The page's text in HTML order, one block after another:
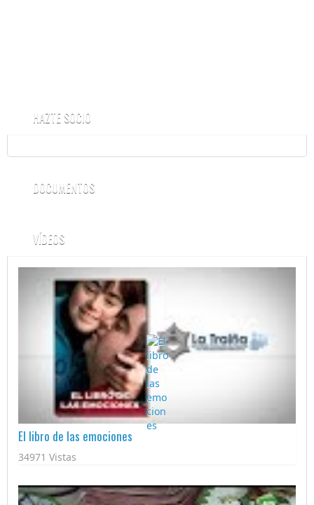
HAZTE SOCIO
DOCUMENTOS
VÍDEOS
El libro de las emociones
34971 Vistas